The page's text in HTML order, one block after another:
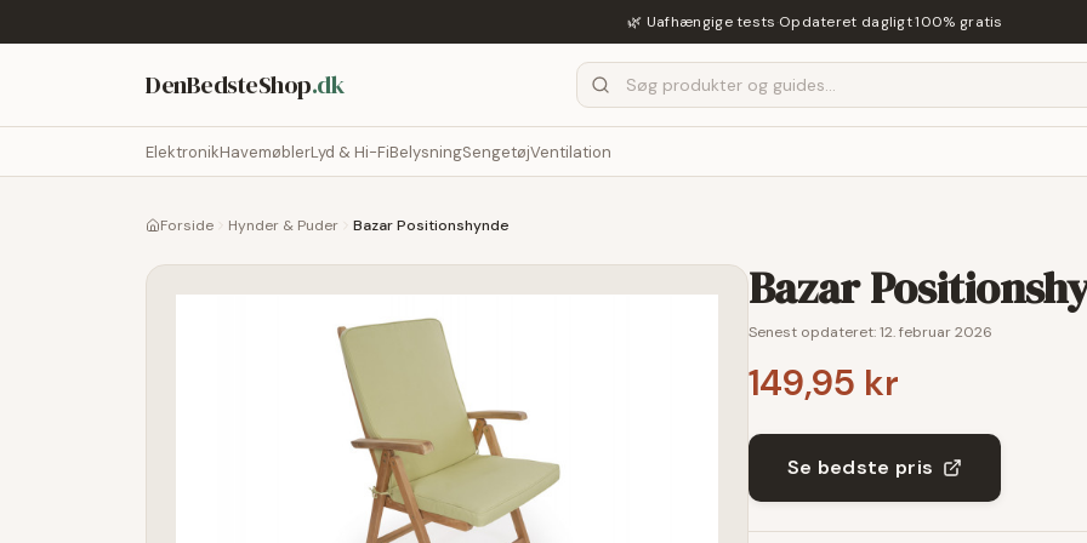
🌿 Uafhængige tests·Opdateret dagligt·100% gratis
DenBedsteShop.dk
ElektronikHavemøblerLyd & Hi-FiBelysningSengetøjVentilation
Forside Hynder & Puder Bazar Positionshynde
Bazar
Senest opdateret:12. februar 2026
149,95 kr
Se bedste pris